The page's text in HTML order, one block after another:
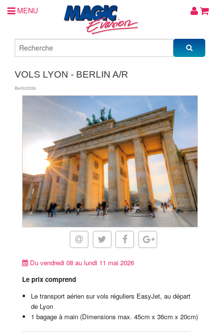
MENU
VOLS LYON - BERLIN A/R
Berlin2026
Du vendredi 08 au lundi 11 mai 2026
Le prix comprend
Le transport aérien sur vols réguliers EasyJet, au départ
de Lyon
1 bagage à main (Dimensions max. 45cm x 36cm x 20cm)